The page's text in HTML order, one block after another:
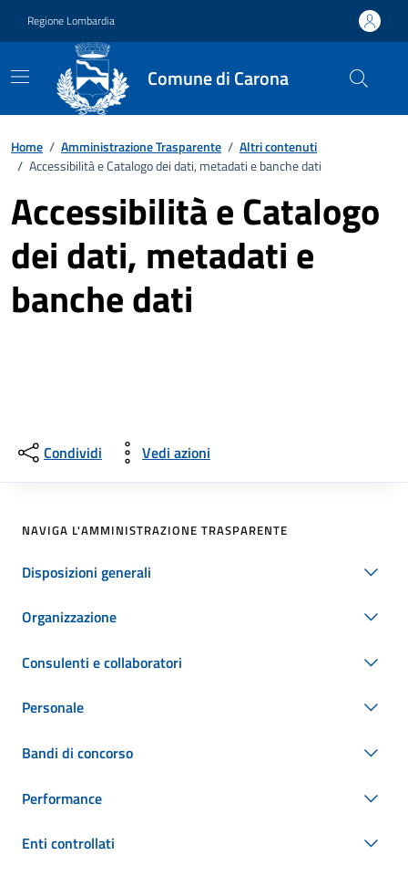
Regione Lombardia
Comune di Carona
Home / Amministrazione Trasparente / Altri contenuti
/ Accessibilità e Catalogo dei dati, metadati e banche dati
Accessibilità e Catalogo
dei dati, metadati e
banche dati
Condividi Vedi azioni
NAVIGA L'AMMINISTRAZIONE TRASPARENTE
Disposizioni generali
Organizzazione
Consulenti e collaboratori
Personale
Bandi di concorso
Performance
Enti controllati